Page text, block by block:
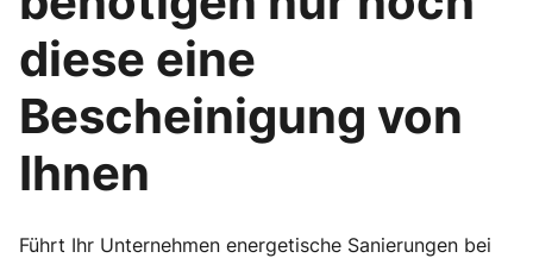
diese eine
Bescheinigung von
Ihnen
Führt Ihr Unternehmen energetische Sanierungen bei